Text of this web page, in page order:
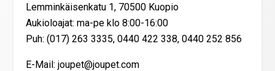
Lemminkäisenkatu 1, 70500 Kuopio
Aukioloajat: ma-pe klo 8:00-16:00
Puh: (017) 263 3335, 0440 422 338, 0440 252 856
E-Mail: joupet@joupet.com